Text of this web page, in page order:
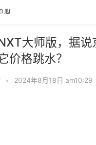
大师版，据说
价格跳水？
• 2024年8月18日 am10:29